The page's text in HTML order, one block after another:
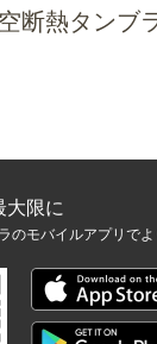
断熱タンブ
大限に
のモバイルアプリで